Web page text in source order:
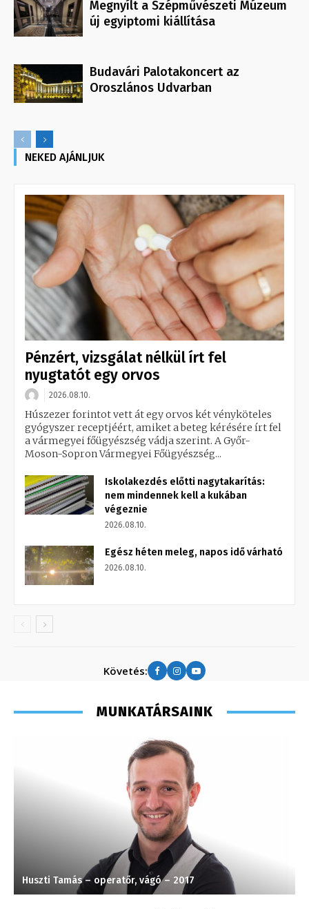
Megnyílt a Szépművészeti Múzeum
új egyiptomi kiállítása
Budavári Palotakoncert az
Oroszlános Udvarban
NEKED AJÁNLJUK
Pénzért, vizsgálat nélkül írt fel
nyugtatót egy orvos
2026.08.10.
Húszezer forintot vett át egy orvos két vényköteles
gyógyszer receptjéért, amiket a beteg kérésére írt fel
a vármegyei főügyészség vádja szerint. A Győr-
Moson-Sopron Vármegyei Főügyészség...
Iskolakezdés előtti nagytakarítás:
nem mindennek kell a kukában
végeznie
2026.08.10.
Egész héten meleg, napos idő várható
2026.08.10.
Követés:
MUNKATÁRSAINK
Pénzes Anikó